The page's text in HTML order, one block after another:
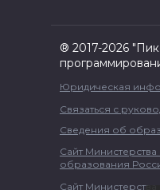
® 2017-2026
Юридическая
Связаться с
Сведения об
Сайт
образования
Сайт